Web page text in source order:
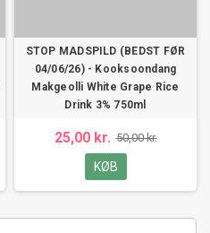
STOP MADSPILD (BEDST FØR
04/06/26) - Kooksoondang
Makgeolli White Grape Rice
Drink 3% 750ml
25,00 kr. 50,00 kr.
KØB